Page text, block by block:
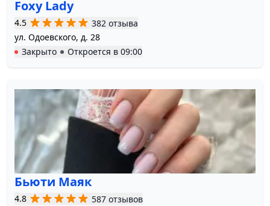
Foxy Lady
4.5
382 отзыва
ул. Одоевского, д. 28
Закрыто
Откроется в 09:00
Бьюти Маяк
4.8
587 отзывов